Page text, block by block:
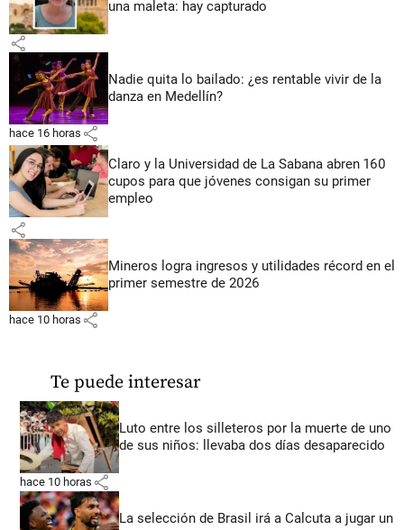
una maleta: hay capturado
share
Nadie quita lo bailado: ¿es rentable vivir de la
danza en Medellín?
hace 16 horas share
Claro y la Universidad de La Sabana abren 160
cupos para que jóvenes consigan su primer
empleo
share
Mineros logra ingresos y utilidades récord en el
primer semestre de 2026
hace 10 horas share
Te puede interesar
Luto entre los silleteros por la muerte de uno
de sus niños: llevaba dos días desaparecido
hace 10 horas share
La selección de Brasil irá a Calcuta a jugar un